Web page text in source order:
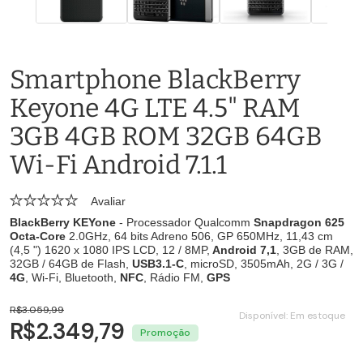
Smartphone BlackBerry
Keyone 4G LTE 4.5" RAM
3GB 4GB ROM 32GB 64GB
Wi-Fi Android 7.1.1
Avaliar
BlackBerry KEYone - Processador Qualcomm Snapdragon 625
Octa-Core 2.0GHz, 64 bits Adreno 506, GP 650MHz, 11,43 cm
(4,5 ") 1620 x 1080 IPS LCD, 12 / 8MP, Android 7,1 , 3GB de RAM,
32GB / 64GB de Flash, USB3.1-C , microSD, 3505mAh, 2G / 3G /
4G , Wi-Fi, Bluetooth, NFC , Rádio FM, GPS
Disponível: Em estoque
R$3.059,99
R$2.349,79